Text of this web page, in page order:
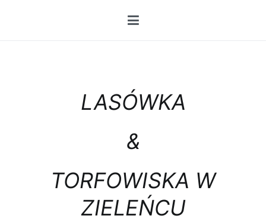
LASÓWKA
&
TORFOWISKA W
ZIELEŃCU